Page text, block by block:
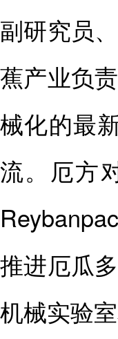
副研究员
蕉产业负
械化的最
流。厄方
推进厄瓜
机械实验